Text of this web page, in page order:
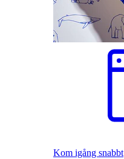
Kom igång snabbt